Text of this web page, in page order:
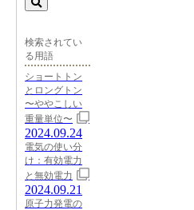
検索されてい
る用語
ショートトン
とロングトン
〜ややこしい
重量単位〜
2024.09.24
電気の使い分
け：有効電力
と無効電力
2024.09.21
原子力発電の